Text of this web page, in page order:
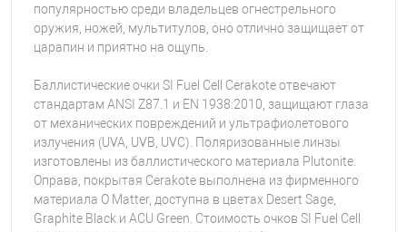
популярностью среди владельцев огнестрельного
оружия, ножей, мультитулов, оно отлично защищает от
царапин и приятно на ощупь.
Баллистические очки SI Fuel Cell Cerakote отвечают
стандартам ANSI Z87.1 и EN 1938:2010, защищают глаза
от механических повреждений и ультрафиолетового
излучения (UVA, UVB, UVC). Поляризованные линзы
изготовлены из баллистического материала Plutonite.
Оправа, покрытая Cerakote выполнена из фирменного
материала O Matter, доступна в цветах Desert Sage,
Graphite Black и ACU Green. Стоимость очков SI Fuel Cell